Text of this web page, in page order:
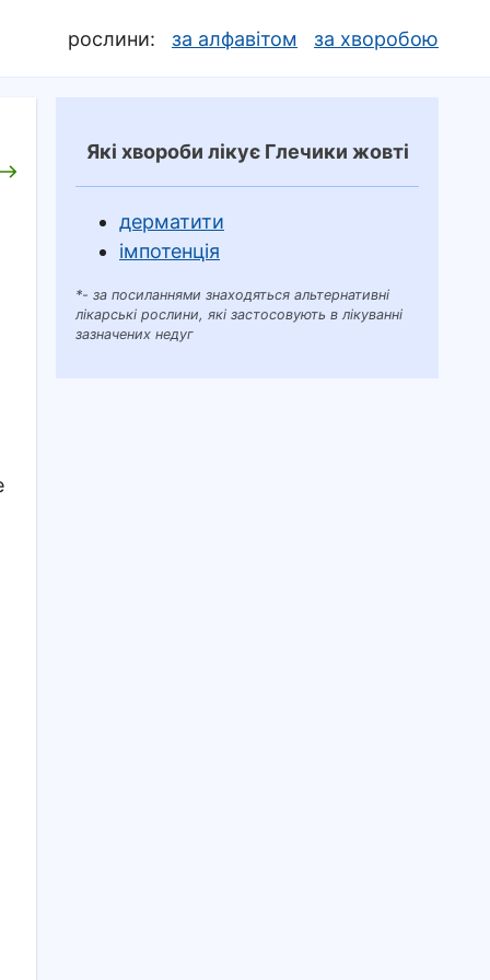
рослини: за алфавітом за хворобою
Які хвороби лікує Глечики жовті
дерматити
імпотенція
*- за посиланнями знаходяться альтернативні
лікарські рослини, які застосовують в лікуванні
зазначених недуг